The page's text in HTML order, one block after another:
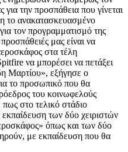
την προσπάθεια που γίνεται
το ανακατασκευασμένο
τον προγραμματισμό της
μας είναι να
στα τέλη
να μπορέσει να πετάξει
Μαρτίου», εξήγησε ο
το προσωπικό που θα
του κοινωφελούς
στο τελικό στάδιο
εκπαίδευση των δύο χειριστών
όπως και των δύο
με εκπαίδευση που θα